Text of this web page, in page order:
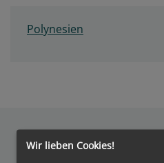
Polynesien
Wir lieben Cookies!